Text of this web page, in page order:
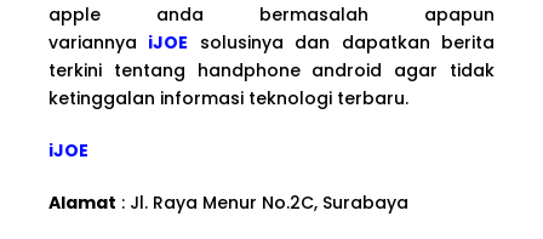
apple anda bermasalah apapun
variannya iJOE solusinya dan dapatkan berita
terkini tentang handphone android agar tidak
ketinggalan informasi teknologi terbaru.
iJOE
Alamat : Jl. Raya Menur No.2C, Surabaya